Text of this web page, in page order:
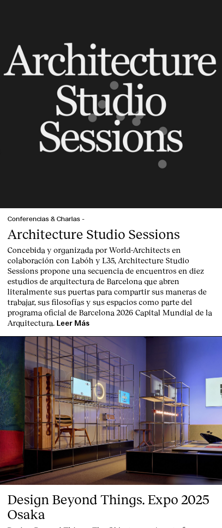
Conferencias & Charlas -
Architecture Studio Sessions
Concebida y organizada por World-Architects en
colaboración con Labóh y L35, Architecture Studio
Sessions propone una secuencia de encuentros en diez
estudios de arquitectura de Barcelona que abren
literalmente sus puertas para compartir sus maneras de
trabajar, sus filosofías y sus espacios como parte del
programa oficial de Barcelona 2026 Capital Mundial de la
Arquitectura. Leer Más
Design Beyond Things. Expo 2025
Osaka